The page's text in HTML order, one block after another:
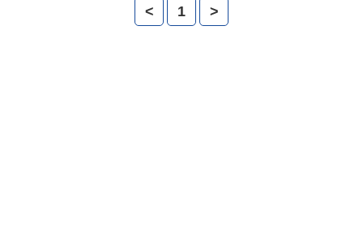
< 1 >